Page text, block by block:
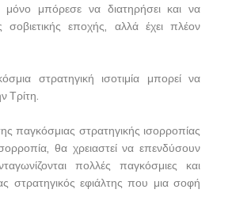
μπόρεσε να διατηρήσει και να
σοβιετικής εποχής, αλλά έχει πλέον
στρατηγική ισοτιμία μπορεί να
Τρίτη.
παγκόσμιας στρατηγικής ισορροπίας
θα χρειαστεί να επενδύσουν
πολλές παγκόσμιες και
στρατηγικός εφιάλτης που μια σοφή